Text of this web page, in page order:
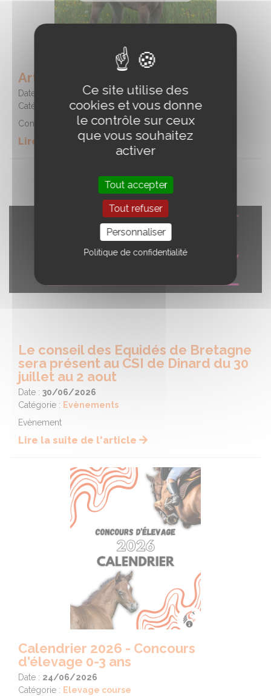
Article de presse Juin 2026
Date :
15/07/2026
Catégorie :
Informations filière
Conseil des Equidés de Bretagne
Lire la suite de l'article
Le conseil des Equidés de Bretagne
sera présent au CSI de Dinard du 30
juillet au 2 aout
Date : 30/06/2026
Catégorie : Evènements
Evènement
Lire la suite de l'article
Calendrier 2026 - Concours
d'élevage 0-3 ans
Date : 24/06/2026
Catégorie : Elevage course
Ce site utilise des
cookies et vous donne
le contrôle sur ceux
que vous souhaitez
activer
Tout accepter
Tout refuser
Personnaliser
Politique de confidentialité